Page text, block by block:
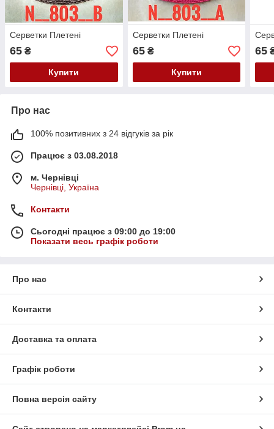
Серветки Плетені
65 ₴
Купити
Серветки Плетені
65₴
Купити
65
Про нас
100% позитивних з 24 відгуків за рік
Працює з 03.08.2018
м. Чернівці
Чернівці, Україна
Контакти
Сьогодні працює з 09:00 до 19:00
Показати весь графік роботи
Про нас
Контакти
Доставка та оплата
Графік роботи
Повна версія сайту